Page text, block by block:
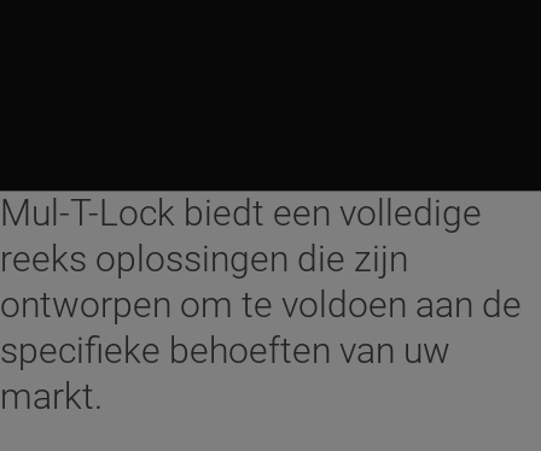
Mul-T-Lock biedt een volledige
reeks oplossingen die zijn
ontworpen om te voldoen aan de
specifieke behoeften van uw
markt.